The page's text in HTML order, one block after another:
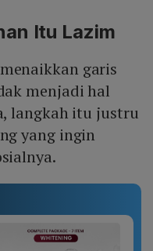
Itu Lazim
garis
menjadi hal
langkah itu justru
yang ingin